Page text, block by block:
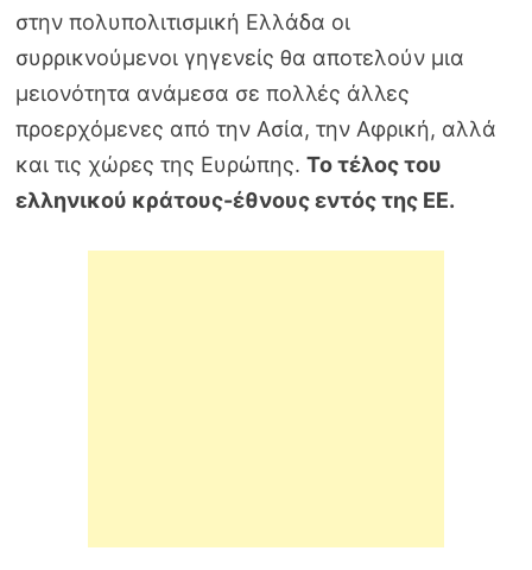
στην πολυπολιτισμική Ελλάδα οι
συρρικνούμενοι γηγενείς θα αποτελούν μια
μειονότητα ανάμεσα σε πολλές άλλες
προερχόμενες από την Ασία, την Αφρική, αλλά
και τις χώρες της Ευρώπης. Το τέλος του
ελληνικού κράτους-έθνους εντός της ΕΕ.